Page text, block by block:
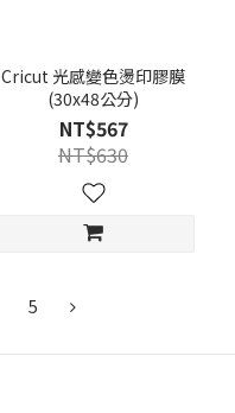
Cricut 光感變色燙印膠膜
(30x48公分)
NT$567
NT$630
5